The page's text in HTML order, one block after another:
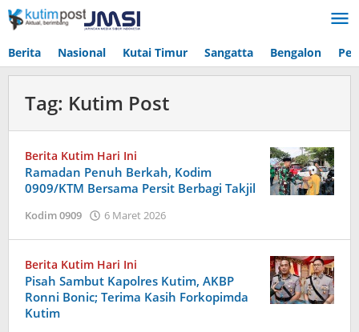
Lewati
ke
Berita Nasional Kutai Timur Sangatta Bengalon
Tag: Kutim Post
Berita Kutim Hari Ini
Ramadan Penuh Berkah, Kodim
0909/KTM Bersama Persit Berbagi Takjil
Kodim 0909 6 Maret 2026
Berita Kutim Hari Ini
Pisah Sambut Kapolres Kutim, AKBP
Ronni Bonic; Terima Kasih Forkopimda
Kutim